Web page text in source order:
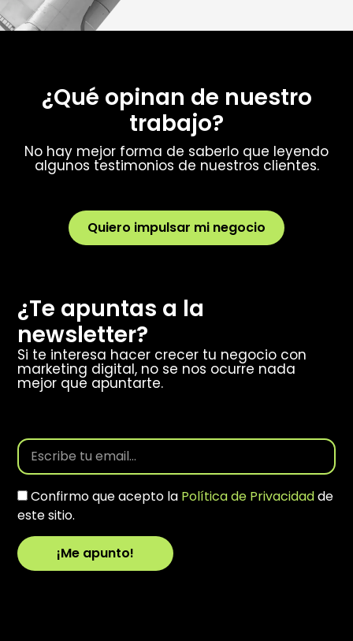
¿Qué opinan de nuestro
trabajo?
No hay mejor forma de saberlo que leyendo
algunos testimonios de nuestros clientes.
Quiero impulsar mi negocio
¿Te apuntas a la
newsletter?
Si te interesa hacer crecer tu negocio con
marketing digital, no se nos ocurre nada
mejor que apuntarte.
Confirmo que acepto la Política de Privacidadde
este sitio.
¡Me apunto!